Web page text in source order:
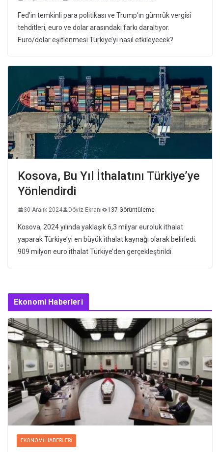
Fed’in temkinli para politikası ve Trump’ın gümrük vergisi
tehditleri, euro ve dolar arasındaki farkı daraltıyor.
Euro/dolar eşitlenmesi Türkiye’yi nasıl etkileyecek?
Kosova, Bu Yıl İthalatını Türkiye’ye
Yönlendirdi
30 Aralık 2024 Döviz Ekranı 137 Görüntüleme
Kosova, 2024 yılında yaklaşık 6,3 milyar euroluk ithalat
yaparak Türkiye’yi en büyük ithalat kaynağı olarak belirledi.
909 milyon euro ithalat Türkiye’den gerçekleştirildi.
Ekonomi Haberleri
EKONOMI HABERLERI